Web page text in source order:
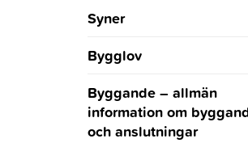
Syner
Bygglov
tillståndsansökningar och
anmälningar
Byggande – allmän
information om
och anslutningar